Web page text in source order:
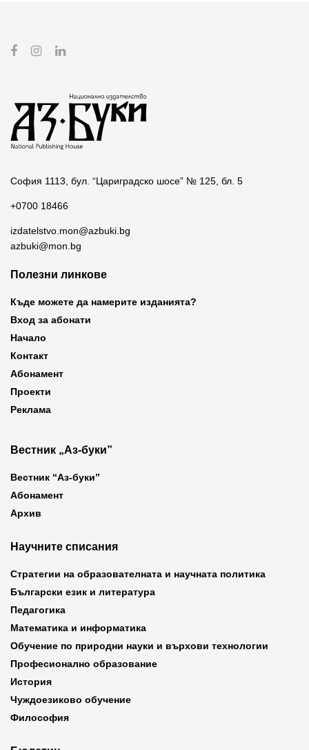
София 1113, бул. “Цариградско шосе” № 125, бл. 5
+0700 18466
izdatelstvo.mon@azbuki.bg
azbuki@mon.bg
Полезни линкове
Къде можете да намерите изданията?
Вход за абонати
Начало
Контакт
Абонамент
Проекти
Реклама
Вестник „Аз-буки”
Вестник “Аз-буки”
Абонамент
Архив
Научните списания
Стратегии на образователната и научната политика
Български език и литература
Педагогика
Математика и информатика
Обучение по природни науки и върхови технологии
Професионално образование
История
Чуждоезиково обучение
Философия